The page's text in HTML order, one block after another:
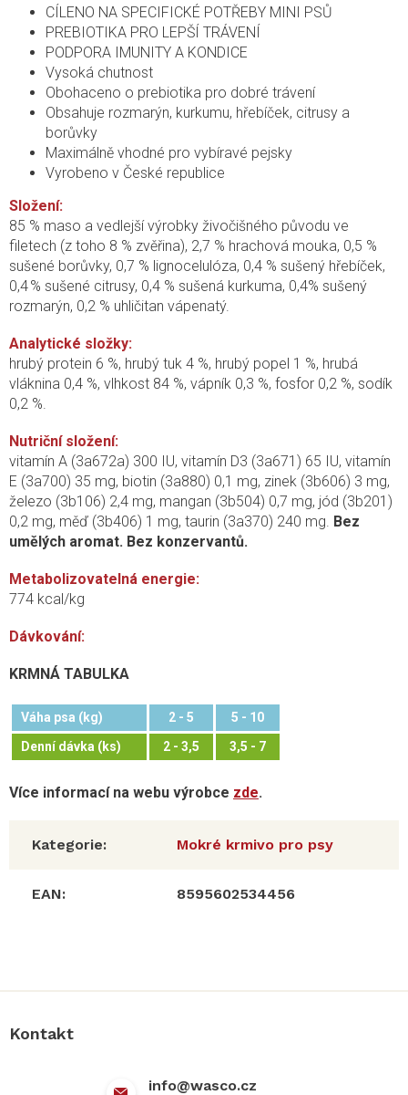
CÍLENO NA SPECIFICKÉ POTŘEBY MINI PSŮ
PREBIOTIKA PRO LEPŠÍ TRÁVENÍ
PODPORA IMUNITY A KONDICE
Vysoká chutnost
Obohaceno o prebiotika pro dobré trávení
Obsahuje rozmarýn, kurkumu, hřebíček, citrusy a
borůvky
Maximálně vhodné pro vybíravé pejsky
Vyrobeno v České republice
Složení:
85 % maso a vedlejší výrobky živočišného původu ve
filetech (z toho 8 % zvěřina), 2,7 % hrachová mouka, 0,5 %
sušené borůvky, 0,7 % lignocelulóza, 0,4 % sušený hřebíček,
0,4 % sušené citrusy, 0,4 % sušená kurkuma, 0,4% sušený
rozmarýn, 0,2 % uhličitan vápenatý.
Analytické složky:
hrubý protein 6 %, hrubý tuk 4 %, hrubý popel 1 %, hrubá
vláknina 0,4 %, vlhkost 84 %, vápník 0,3 %, fosfor 0,2 %, sodík
0,2 %.
Nutriční složení:
vitamín A (3a672a) 300 IU, vitamín D3 (3a671) 65 IU, vitamín
E (3a700) 35 mg, biotin (3a880) 0,1 mg, zinek (3b606) 3 mg,
železo (3b106) 2,4 mg, mangan (3b504) 0,7 mg, jód (3b201)
0,2 mg, měď (3b406) 1 mg, taurin (3a370) 240 mg. Bez
umělých aromat. Bez konzervantů.
Metabolizovatelná energie:
774 kcal/kg
Dávkování:
KRMNÁ TABULKA
Váha psa (kg) 2 - 5
5 - 10
Denní dávka (ks)
2 - 3,5 3,5 - 7
Více informací na webu výrobce zde.
Kategorie: Mokré krmivo pro psy
EAN: 8595602534456
Kontakt
info@wasco.cz